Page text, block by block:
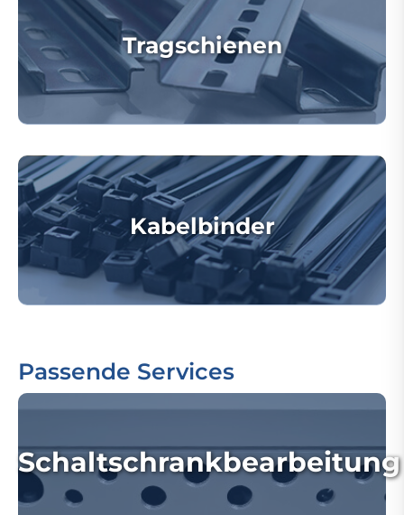
Tragschienen
Kabelbinder
Passende Services
Schaltschrankbearbeitung